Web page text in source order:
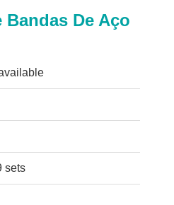
Bandas De Aço
sets